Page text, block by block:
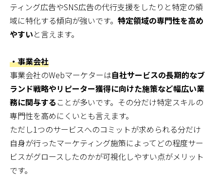
ティング広告やSNS広告の代行支援をしたりと特定の領
域に特化する傾向が強いです。 特定領域の専門性を高め
やすいと言えます。
・事業会社
事業会社のWebマーケターは自社サービスの長期的なブ
ランド戦略やリピーター獲得に向けた施策など幅広い業
務に関与する ことが多いです。その分だけ特定スキルの
専門性を高めにくいとも言えます。
ただし1つのサービスへのコミットが求められる分だけ
自身が行ったマーケティング施策によってどの程度サー
ビスがグロースしたのかが可視化しやすい点がメリット
です。